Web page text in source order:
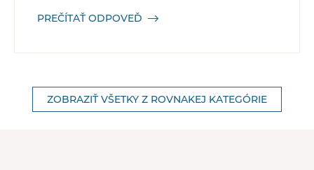
PREČÍTAŤ ODPOVEĎ
ZOBRAZIŤ VŠETKY Z ROVNAKEJ KATEGÓRIE